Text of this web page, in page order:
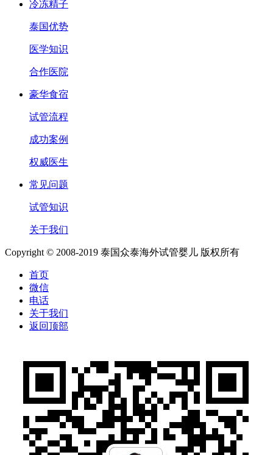
冷冻精子
泰国优势
医学知识
合作医院
豪华食宿
试管流程
成功案例
权威医生
常见问题
试管知识
关于我们
Copyright © 2008-2019 泰国众泰海外试管婴儿 版权所有
首页
微信
电话
关于我们
返回顶部